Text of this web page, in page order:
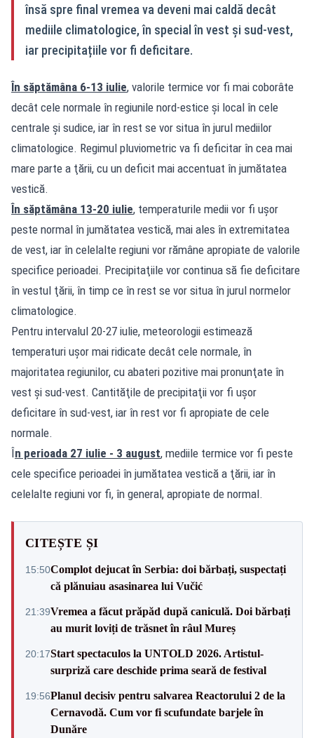
însă spre final vremea va deveni mai caldă decât
mediile climatologice, în special în vest și sud‑vest,
iar precipitațiile vor fi deficitare.
În săptămâna 6-13 iulie, valorile termice vor fi mai coborâte
decât cele normale în regiunile nord-estice şi local în cele
centrale şi sudice, iar în rest se vor situa în jurul mediilor
climatologice. Regimul pluviometric va fi deficitar în cea mai
mare parte a ţării, cu un deficit mai accentuat în jumătatea
vestică.
În săptămâna 13-20 iulie, temperaturile medii vor fi uşor
peste normal în jumătatea vestică, mai ales în extremitatea
de vest, iar în celelalte regiuni vor rămâne apropiate de valorile
specifice perioadei. Precipitaţiile vor continua să fie deficitare
în vestul ţării, în timp ce în rest se vor situa în jurul normelor
climatologice.
Pentru intervalul 20-27 iulie, meteorologii estimează
temperaturi uşor mai ridicate decât cele normale, în
majoritatea regiunilor, cu abateri pozitive mai pronunţate în
vest şi sud-vest. Cantităţile de precipitaţii vor fi uşor
deficitare în sud-vest, iar în rest vor fi apropiate de cele
normale.
În perioada 27 iulie - 3 august, mediile termice vor fi peste
cele specifice perioadei în jumătatea vestică a ţării, iar în
celelalte regiuni vor fi, în general, apropiate de normal.
CITEȘTE ȘI
15:50Complot dejucat în Serbia: doi bărbați, suspectați
că plănuiau asasinarea lui Vučić
21:39Vremea a făcut prăpăd după caniculă. Doi bărbați
au murit loviți de trăsnet în râul Mureș
20:17Start spectaculos la UNTOLD 2026. Artistul-
surpriză care deschide prima seară de festival
19:56Planul decisiv pentru salvarea Reactorului 2 de la
Cernavodă. Cum vor fi scufundate barjele în
Dunăre